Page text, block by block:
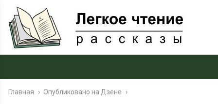
Главная › Опубликовано на Дзене ›